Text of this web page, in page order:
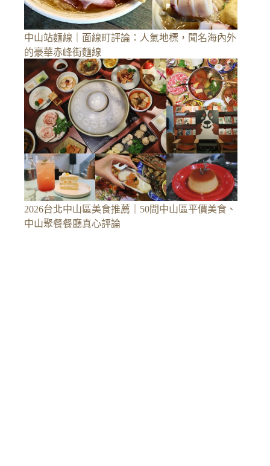
中山站麵線｜面線町評論：人氣地標，聞名海內外
的豪華赤峰街麵線
2026台北中山區美食推薦｜50間中山區平價美食、
中山聚餐餐廳真心評論